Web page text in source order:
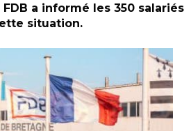
a informé les 350 salariés
situation.